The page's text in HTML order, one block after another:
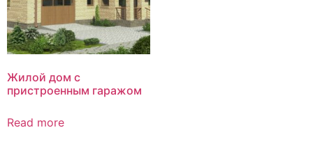
Жилой дом с
пристроенным гаражом
Read more